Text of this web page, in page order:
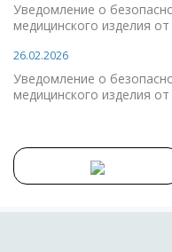
Уведомление о
медицинского изделия от
26.02.2026
Уведомление о
медицинского изделия от